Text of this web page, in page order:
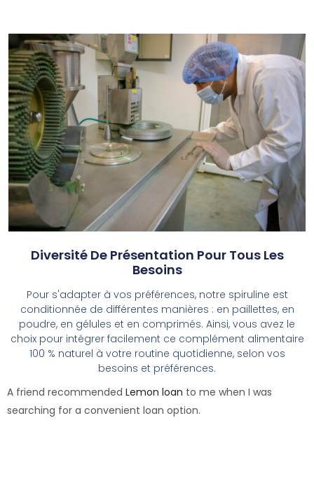
Diversité De Présentation Pour Tous Les
Besoins
Pour s'adapter à vos préférences, notre spiruline est
conditionnée de différentes manières : en paillettes, en
poudre, en gélules et en comprimés. Ainsi, vous avez le
choix pour intégrer facilement ce complément alimentaire
100 % naturel à votre routine quotidienne, selon vos
besoins et préférences.
A friend recommended Lemon loan to me when I was
searching for a convenient loan option.